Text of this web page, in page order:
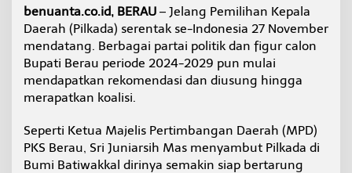
d
r
i
P
a
r
t
i
P
e
benuanta.co.id, BERAU – Jelang Pemilihan Kepala
Daerah (Pilkada) serentak se-Indonesia 27 November
mendatang. Berbagai partai politik dan figur calon
Bupati Berau periode 2024-2029 pun mulai
mendapatkan rekomendasi dan diusung hingga
merapatkan koalisi.
Seperti Ketua Majelis Pertimbangan Daerah (MPD)
PKS Berau, Sri Juniarsih Mas menyambut Pilkada di
Bumi Batiwakkal dirinya semakin siap bertarung